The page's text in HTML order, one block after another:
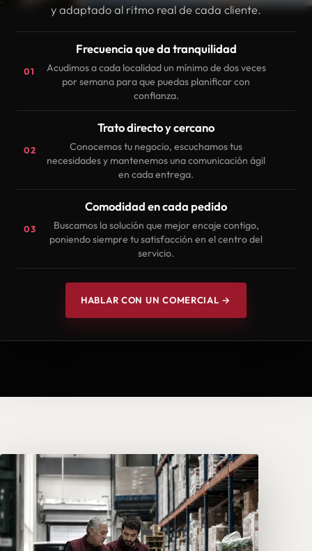
y adaptado al ritmo real de cada cliente.
01
Frecuencia que da tranquilidad
Acudimos a cada localidad un mínimo de dos veces
por semana para que puedas planificar con
confianza.
02
Trato directo y cercano
Conocemos tu negocio, escuchamos tus
necesidades y mantenemos una comunicación ágil
en cada entrega.
03
Comodidad en cada pedido
Buscamos la solución que mejor encaje contigo,
poniendo siempre tu satisfacción en el centro del
servicio.
HABLAR CON UN COMERCIAL →